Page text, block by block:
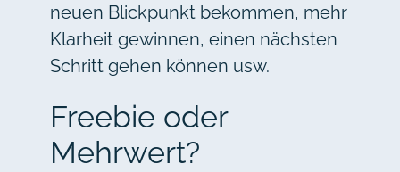
neuen Blickpunkt bekommen, mehr
Klarheit gewinnen, einen nächsten
Schritt gehen können usw.
Freebie oder
Mehrwert?